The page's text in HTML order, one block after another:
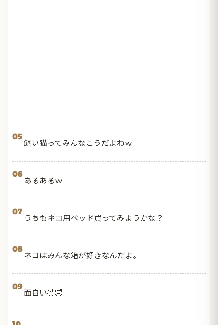
05
飼い猫ってみんなこうだよねｗ
06
あるあるｗ
07
うちもネコ用ベッド買ってみようかな？
08
ネコはみんな箱が好きなんだよ。
09
面白い🤣🤣